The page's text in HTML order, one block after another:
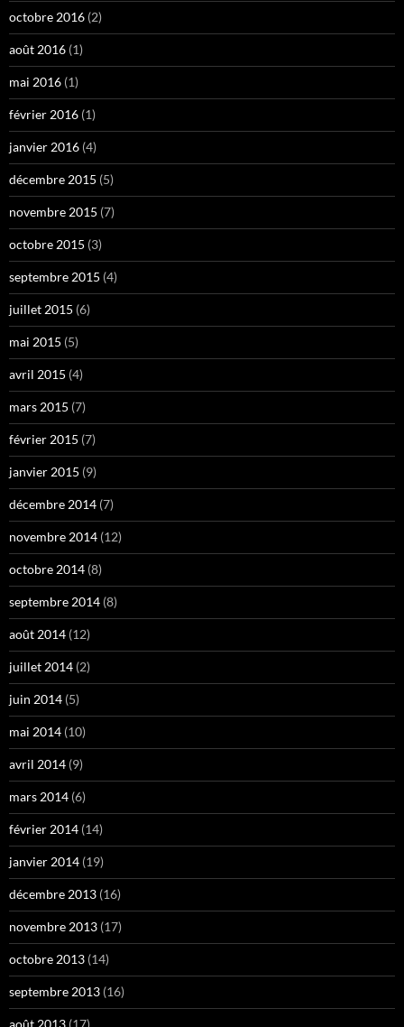
octobre 2016 (2)
août 2016 (1)
mai 2016 (1)
février 2016 (1)
janvier 2016 (4)
décembre 2015 (5)
novembre 2015 (7)
octobre 2015 (3)
septembre 2015 (4)
juillet 2015 (6)
mai 2015 (5)
avril 2015 (4)
mars 2015 (7)
février 2015 (7)
janvier 2015 (9)
décembre 2014 (7)
novembre 2014 (12)
octobre 2014 (8)
septembre 2014 (8)
août 2014 (12)
juillet 2014 (2)
juin 2014 (5)
mai 2014 (10)
avril 2014 (9)
mars 2014 (6)
février 2014 (14)
janvier 2014 (19)
décembre 2013 (16)
novembre 2013 (17)
octobre 2013 (14)
septembre 2013 (16)
août 2013 (17)